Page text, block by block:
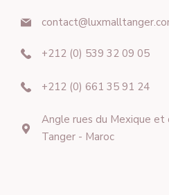
+212 (0) 539 32 09 05
+212 (0) 661 35 91 24
Angle rues du Mexique et
Tanger - Maroc